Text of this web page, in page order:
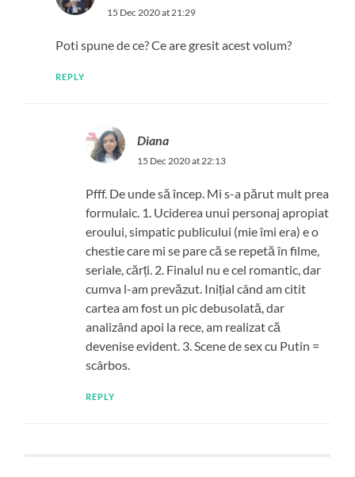
15 Dec 2020 at 21:29
Poti spune de ce? Ce are gresit acest volum?
REPLY
Diana
15 Dec 2020 at 22:13
Pfff. De unde să încep. Mi s-a părut mult prea
formulaic. 1. Uciderea unui personaj apropiat
eroului, simpatic publicului (mie îmi era) e o
chestie care mi se pare că se repetă în filme,
seriale, cărți. 2. Finalul nu e cel romantic, dar
cumva l-am prevăzut. Inițial când am citit
cartea am fost un pic debusolată, dar
analizând apoi la rece, am realizat că
devenise evident. 3. Scene de sex cu Putin =
scârbos.
REPLY